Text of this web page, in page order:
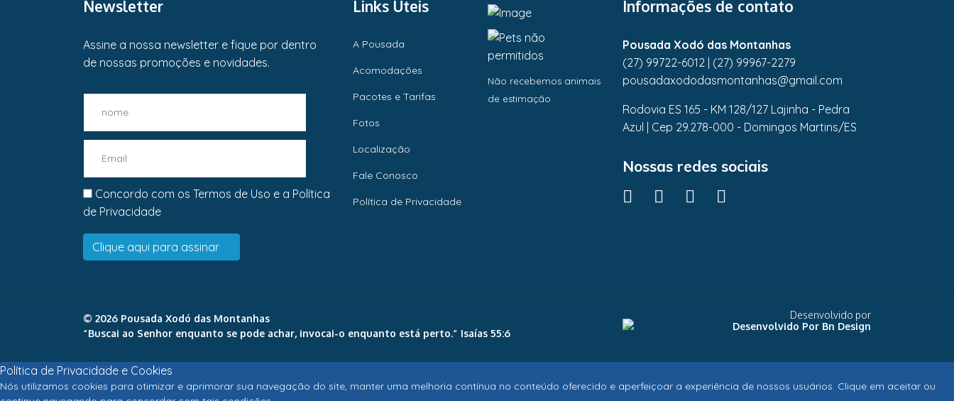
Newsletter
Assine a nossa newsletter e fique por dentro
de nossas promoções e novidades.
Concordo com os Termos de Uso e a Política
de Privacidade
Links Úteis
A Pousada
Acomodações
Pacotes e Tarifas
Fotos
Localização
Fale Conosco
Política de Privacidade
Não recebemos animais
de estimação
Informações de contato
Pousada Xodó das Montanhas
(27) 99722-6012 | (27) 99967-2279
pousadaxododasmontanhas@gmail.com
Rodovia ES 165 - KM 128/127 Lajinha - Pedra
Azul | Cep 29.278-000 - Domingos Martins/ES
Nossas redes sociais
© 2026 Pousada Xodó das Montanhas
“Buscai ao Senhor enquanto se pode achar, invocai-o enquanto está perto.” Isaías 55:6
Desenvolvido por
Política de Privacidade e Cookies
Nós utilizamos cookies para otimizar e aprimorar sua navegação do site, manter uma melhoria contínua no conteúdo oferecido e aperfeiçoar a experiência de nossos usuários. Clique em aceitar ou